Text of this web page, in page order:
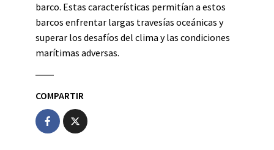
barco. Estas características permitían a estos
barcos enfrentar largas travesías oceánicas y
superar los desafíos del clima y las condiciones
marítimas adversas.
COMPARTIR